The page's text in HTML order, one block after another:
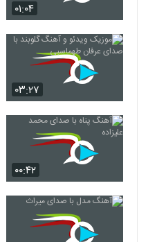
۰۱:۰۴
۰۳:۲۷
۰۰:۴۲